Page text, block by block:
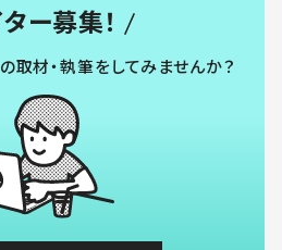
ー募集！
取材・執筆をしてみませんか？